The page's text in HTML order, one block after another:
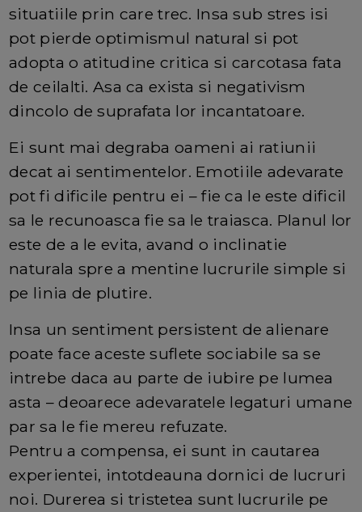
situatiile prin care trec. Insa sub stres isi
pot pierde optimismul natural si pot
adopta o atitudine critica si carcotasa fata
de ceilalti. Asa ca exista si negativism
dincolo de suprafata lor incantatoare.
Ei sunt mai degraba oameni ai ratiunii
decat ai sentimentelor. Emotiile adevarate
pot fi dificile pentru ei – fie ca le este dificil
sa le recunoasca fie sa le traiasca. Planul lor
este de a le evita, avand o inclinatie
naturala spre a mentine lucrurile simple si
pe linia de plutire.
Insa un sentiment persistent de alienare
poate face aceste suflete sociabile sa se
intrebe daca au parte de iubire pe lumea
asta – deoarece adevaratele legaturi umane
par sa le fie mereu refuzate.
Pentru a compensa, ei sunt in cautarea
experientei, intotdeauna dornici de lucruri
noi. Durerea si tristetea sunt lucrurile pe